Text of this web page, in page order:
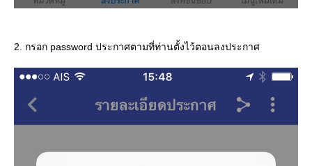
2. กรอก password ประกาศตามที่ท่านตั้งไว้ตอนลงประกาศ